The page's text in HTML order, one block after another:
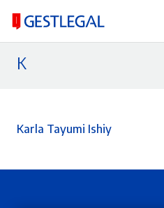
K
Karla Tayumi Ishiy